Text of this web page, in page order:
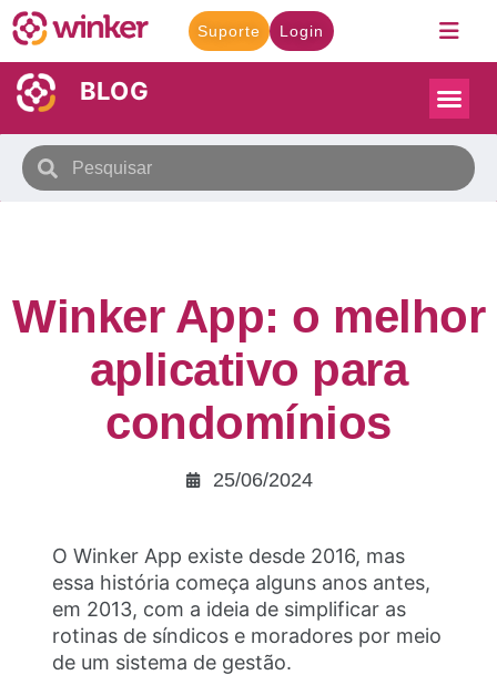
Suporte Login
BLOG
Winker App: o melhor
aplicativo para
condomínios
25/06/2024
O Winker App existe desde 2016, mas
essa história começa alguns anos antes,
em 2013, com a ideia de simplificar as
rotinas de síndicos e moradores por meio
de um sistema de gestão.